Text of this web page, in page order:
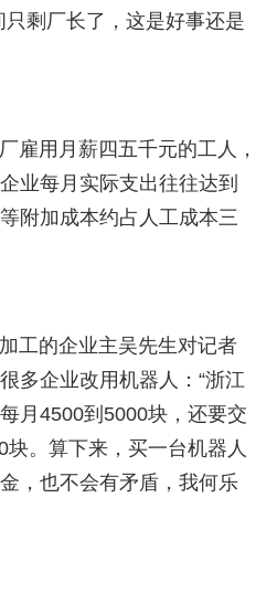
只剩厂长了，这是好事还是
用月薪四五千元的工人，
业每月实际支出往往达到
附加成本约占人工成本三
的企业主吴先生对记者
多企业改用机器人：“浙江
月4500到5000块，还要交
。算下来，买一台机器人
，也不会有矛盾，我何乐